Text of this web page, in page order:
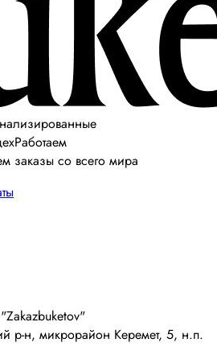
Работаем
заказы со всего мира
р-н, микрорайон Керемет, 5, н.п.